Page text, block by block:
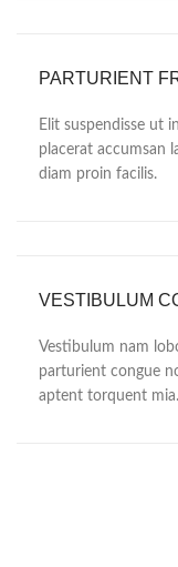
PARTURIENT
Elit suspendisse ut
placerat accumsan
diam proin facilis.
VESTIBULUM
Vestibulum nam
parturient congue
aptent torquent mia.